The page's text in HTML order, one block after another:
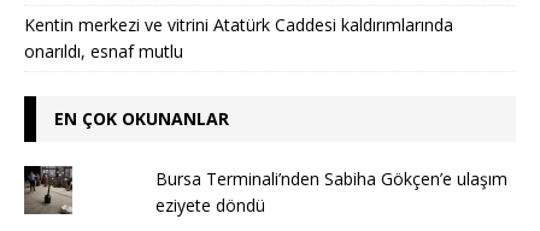
Kentin merkezi ve vitrini Atatürk Caddesi kaldırımlarında
onarıldı, esnaf mutlu
EN ÇOK OKUNANLAR
Bursa Terminali’nden Sabiha Gökçen’e ulaşım
eziyete döndü